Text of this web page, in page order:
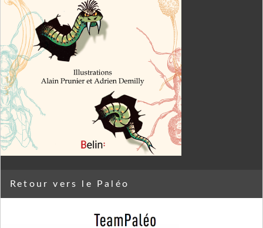
Retour vers le Paléo